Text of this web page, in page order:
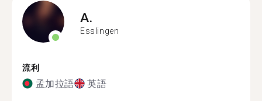
A.
Esslingen
流利
孟加拉語 英語